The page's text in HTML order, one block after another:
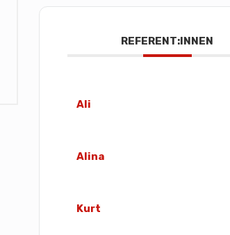
REFERENT:INNEN
Ali
Alina
Kurt